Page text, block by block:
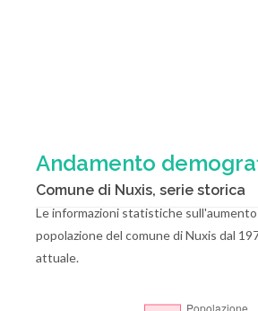
Andamento
Comune di Nuxis, serie storica
Le informazioni statistiche sull'aumento
popolazione del comune di Nuxis dal
attuale.